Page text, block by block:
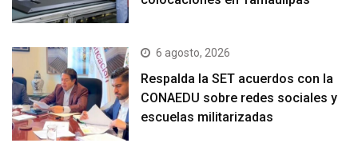
6 agosto, 2026
Respalda la SET acuerdos con la
CONAEDU sobre redes sociales y
escuelas militarizadas